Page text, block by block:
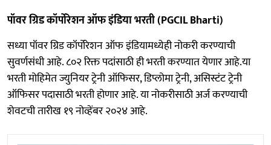
पॉवर ग्रिड कॉर्पोरेशन ऑफ इंडिया भरती (PGCIL Bharti)
सध्या पॉवर ग्रिड कॉर्पोरेशन ऑफ इंडियामध्येही नोकरी करण्याची
सुवर्णसंधी आहे. ८०२ रिक्त पदांसाठी ही भरती करण्यात येणार आहे.या
भरती मोहिमेत ज्युनियर ट्रेनी ऑफिसर, डिप्लोमा ट्रेनी, असिस्टंट ट्रेनी
ऑफिसर पदासाठी भरती होणार आहे. या नोकरीसाठी अर्ज करण्याची
शेवटची तारीख १९ नोव्हेंबर २०२४ आहे.